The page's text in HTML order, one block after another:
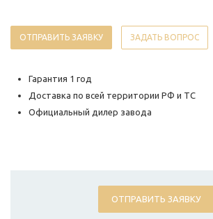
ОТПРАВИТЬ ЗАЯВКУ ЗАДАТЬ ВОПРОС
Гарантия 1 год
Доставка по всей территории РФ и ТС
Официальный дилер завода
ОТПРАВИТЬ ЗАЯВКУ